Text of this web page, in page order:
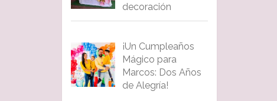
decoración
¡Un Cumpleaños
Mágico para
Marcos: Dos Años
de Alegría!